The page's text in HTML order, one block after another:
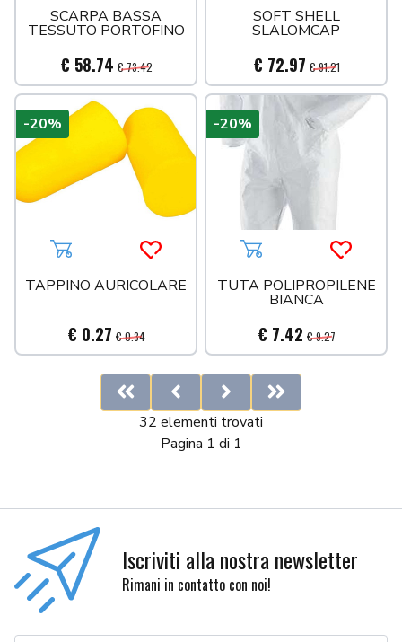
SCARPA BASSA
TESSUTO PORTOFINO
€ 58.74 € 73.42
SOFT SHELL
SLALOMCAP
€ 72.97 € 91.21
Aggiungi al carrelloAcquista più tardi
TAPPINO AURICOLARE
€ 0.27 € 0.34
-20%
Aggiungi al carrello
TUTA POLIPROPILENE
BIANCA
€ 7.42 € 9.27
-20%
FirstPrevious
32 elementi trovati
Pagina 1 di 1
NextLast
Iscriviti alla nostra newsletter
Rimani in contatto con noi!